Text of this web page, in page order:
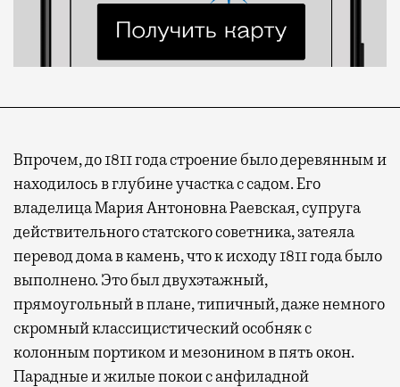
Впрочем, до 1811 года строение было деревянным и
находилось в глубине участка с садом. Его
владелица Мария Антоновна Раевская, супруга
действительного статского советника, затеяла
перевод дома в камень, что к исходу 1811 года было
выполнено. Это был двухэтажный,
прямоугольный в плане, типичный, даже немного
скромный классицистический особняк с
колонным портиком и мезонином в пять окон.
Парадные и жилые покои с анфиладной